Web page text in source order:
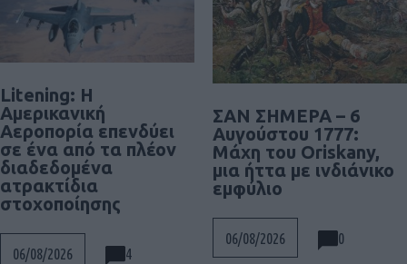
Litening: Η
Αμερικανική
Αεροπορία επενδύει
σε ένα από τα πλέον
διαδεδομένα
ατρακτίδια
στοχοποίησης
06/08/2026 4
ΣΑΝ ΣΗΜΕΡΑ – 6
Αυγούστου 1777:
Μάχη του Oriskany,
μια ήττα με ινδιάνικο
εμφύλιο
06/08/2026 0